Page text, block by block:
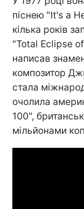
піснею "It's a
кілька років
"Total Eclipse
написав
композитор
стала
очолила
100",
мільйонами